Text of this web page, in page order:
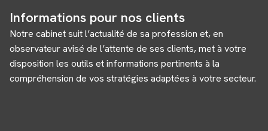
Informations pour nos clients
Notre cabinet suit l’actualité de sa profession et, en
observateur avisé de l’attente de ses clients, met à votre
disposition les outils et informations pertinents à la
compréhension de vos stratégies adaptées à votre secteur.